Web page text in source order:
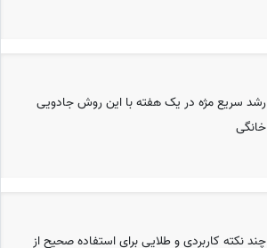
رشد سریع مژه در یک هفته با این روش جادویی
خانگی
چند نکته کاربردی و طلایی برای استفاده صحیح از